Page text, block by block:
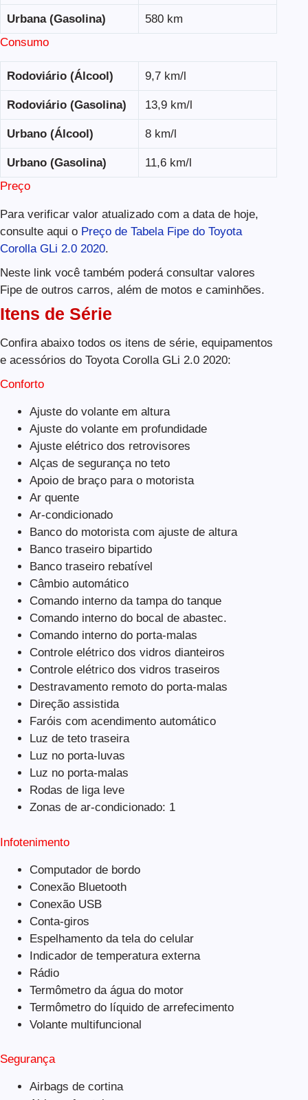
Urbana (Gasolina)
580 km
Consumo
Rodoviário (Álcool) 9,7 km/l
Rodoviário (Gasolina) 13,9 km/l
Urbano (Álcool) 8 km/l
Urbano (Gasolina)
11,6 km/l
Preço
Para verificar valor atualizado com a data de hoje,
consulte aqui o Preço de Tabela Fipe do Toyota
Corolla GLi 2.0 2020.
Neste link você também poderá consultar valores
Fipe de outros carros, além de motos e caminhões.
Itens de Série
Confira abaixo todos os itens de série, equipamentos
e acessórios do Toyota Corolla GLi 2.0 2020:
Conforto
Ajuste do volante em altura
Ajuste do volante em profundidade
Ajuste elétrico dos retrovisores
Alças de segurança no teto
Apoio de braço para o motorista
Ar quente
Ar-condicionado
Banco do motorista com ajuste de altura
Banco traseiro bipartido
Banco traseiro rebatível
Câmbio automático
Comando interno da tampa do tanque
Comando interno do bocal de abastec.
Comando interno do porta-malas
Controle elétrico dos vidros dianteiros
Controle elétrico dos vidros traseiros
Destravamento remoto do porta-malas
Direção assistida
Faróis com acendimento automático
Luz de teto traseira
Luz no porta-luvas
Luz no porta-malas
Rodas de liga leve
Zonas de ar-condicionado: 1
Infotenimento
Computador de bordo
Conexão Bluetooth
Conexão USB
Conta-giros
Espelhamento da tela do celular
Indicador de temperatura externa
Rádio
Termômetro da água do motor
Termômetro do líquido de arrefecimento
Volante multifuncional
Segurança
Airbags de cortina